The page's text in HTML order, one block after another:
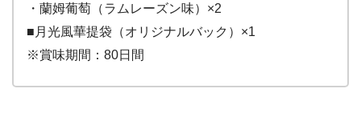
・蘭姆葡萄（ラムレーズン味）×2
■月光風華提袋（オリジナルバック）×1
※賞味期間：80日間